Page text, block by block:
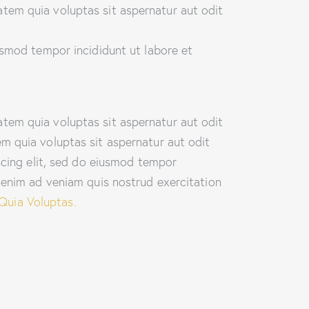
quia voluptas sit aspernatur aut odit
tempor incididunt ut labore et
quia voluptas sit aspernatur aut odit
quia voluptas sit aspernatur aut odit
elit, sed do eiusmod tempor
ad veniam quis nostrud exercitation
Voluptas.